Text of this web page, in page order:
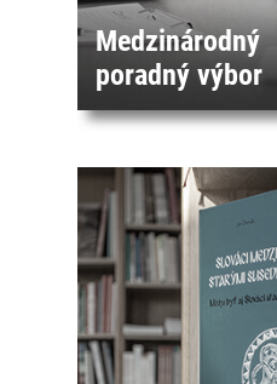
Medzinárodný
poradný výbor